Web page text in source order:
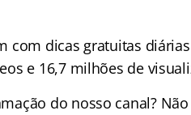
com dicas gratuitas
e 16,7 milhões de
do nosso canal?